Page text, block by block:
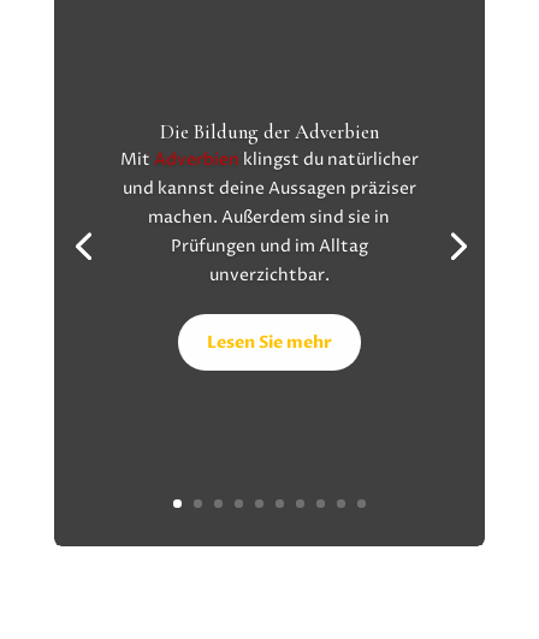
Die Bildung der Adverbien
Mit Adverbien klingst du natürlicher
und kannst deine Aussagen präziser
machen. Außerdem sind sie in
Prüfungen und im Alltag
unverzichtbar.
Lesen Sie mehr